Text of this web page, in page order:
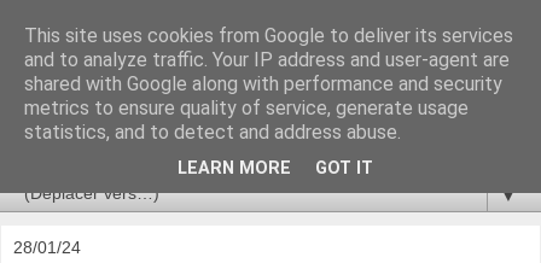
Ça se passe là haut
Astronomie, Astrophysique, Astroparticules, Cosmologie.
L'infini se contemple, indéfiniment. ISSN 2272-5768
▼
28/01/24
This site uses cookies from Google to deliver its services
and to analyze traffic. Your IP address and user-agent are
shared with Google along with performance and security
metrics to ensure quality of service, generate usage
statistics, and to detect and address abuse.
LEARN MORE GOT IT